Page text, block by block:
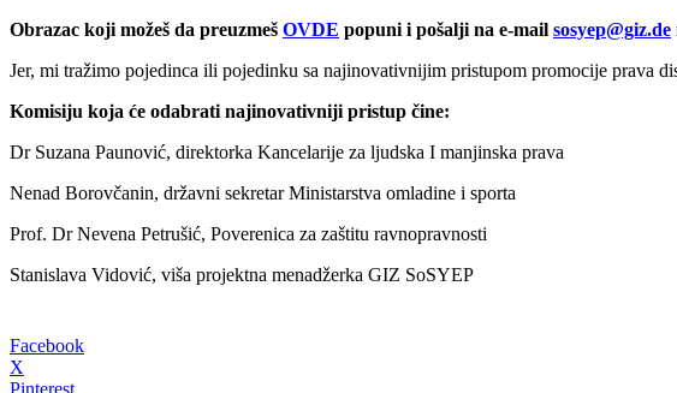
Obrazac koji možeš da preuzmeš OVDE popuni i pošalji na e-mail sosyep@giz.de
Jer, mi tražimo pojedinca ili pojedinku sa najinovativnijim pristupom promocije prava
Komisiju koja će odabrati najinovativniji pristup čine:
Dr Suzana Paunović, direktorka Kancelarije za ljudska I manjinska prava
Nenad Borovčanin, državni sekretar Ministarstva omladine i sporta
Prof. Dr Nevena Petrušić, Poverenica za zaštitu ravnopravnosti
Stanislava Vidović, viša projektna menadžerka GIZ SoSYEP
Facebook
X
Pinterest